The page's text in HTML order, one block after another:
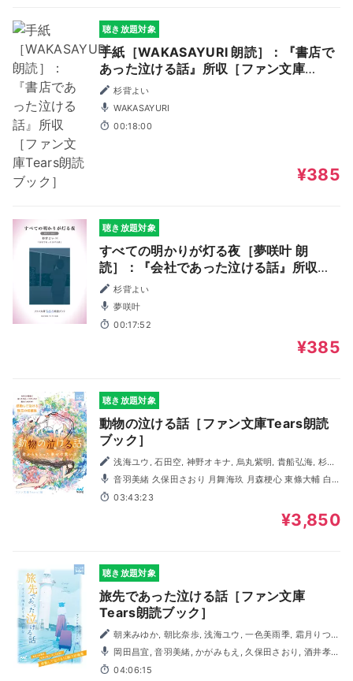
聴き放題対象
手紙［WAKASAYURI 朗読］：『書店で
あった泣ける話』所収［ファン文庫
Tears朗読ブック］
杉背よい
WAKASAYURI
00:18:00
¥385
聴き放題対象
すべての明かりが灯る夜［夢咲叶 朗
読］：『会社であった泣ける話』所収
［ファン文庫Tears朗読ブック］
杉背よい
夢咲叶
00:17:52
¥385
聴き放題対象
動物の泣ける話［ファン文庫Tears朗読
ブック］
浅海ユウ, 石田空, 神野オキナ, 烏丸紫明, 貴船弘海, 杉背
よい, 鳴海澪, 猫屋ちゃき, 水城正太郎, 溝口智子, 矢凪
音羽美緒 久保田さおり 月舞海玖 月森梗心 東條大輔 白
蘭 観月咲良 夢咲叶 吉川雅子 わたなべかずひろ
03:43:23
¥3,850
聴き放題対象
旅先であった泣ける話［ファン文庫
Tears朗読ブック］
朝来みゆか, 朝比奈歩, 浅海ユウ, 一色美雨季, 霜月りつ,
杉背よい, 鳴海澪, 猫屋ちゃき, 溝口智子, 南潔, 迎ラミン, 矢
凪
祥, 月舞海玖, 月森梗心, 東條大輔, 白蘭, 藤井孝弘, 観月咲良,
WAKASAYURI
04:06:15